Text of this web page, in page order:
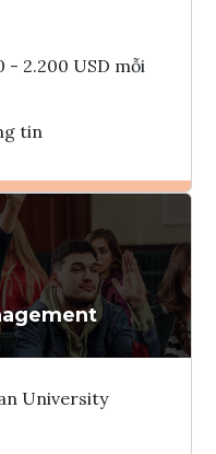
- 2.200 USD mỗi
tin
Tham vấn Interlink
University